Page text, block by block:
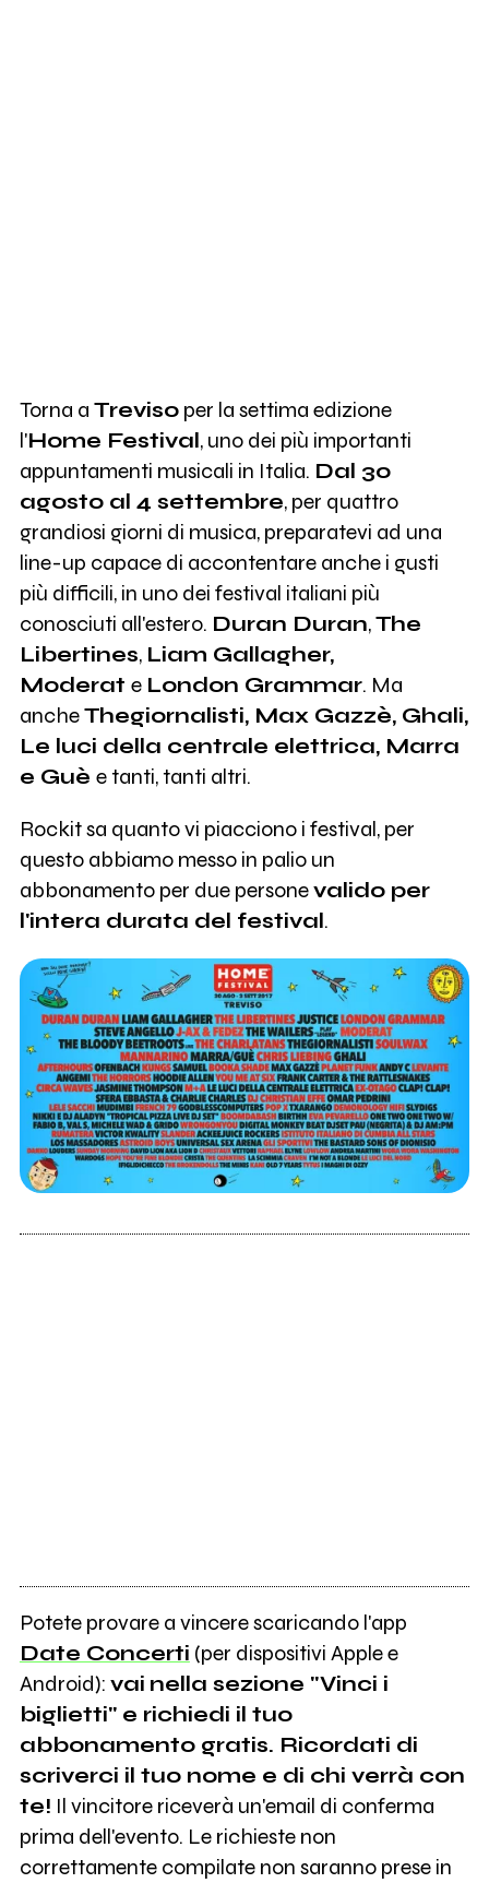
Torna a Trevisoper la settima edizione
l'Home Festival, uno dei più importanti
appuntamenti musicali in Italia. Dal 30
agosto al 4 settembre, per quattro
grandiosi giorni di musica, preparatevi ad una
line-up capace di accontentare anche i gusti
più difficili, in uno dei festival italiani più
conosciuti all'estero. Duran Duran,The
Libertines, Liam Gallagher,
Moderat e London Grammar. Ma
ancheThegiornalisti, Max Gazzè, Ghali,
Le luci della centrale elettrica, Marra
e Guè e tanti, tanti altri.
Rockit sa quanto vi piacciono i festival, per
questo abbiamo messo in palio un
abbonamento per due personevalido per
l'intera durata del festival.
Potete provare a vincere scaricando l'app
Date Concerti (per dispositivi Apple e
Android): vai nella sezione "Vinci i
biglietti" e richiedi il tuo
abbonamento gratis. Ricordati di
scriverci il tuo nome e di chi verrà con
te! Il vincitore riceverà un'email di conferma
prima dell'evento. Le richieste non
correttamente compilate non saranno prese in